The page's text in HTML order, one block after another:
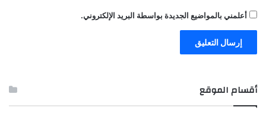
أعلمني بالمواضيع الجديدة بواسطة البريد الإلكتروني.
أقسام الموقع